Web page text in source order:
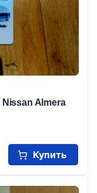
Almera
Купить